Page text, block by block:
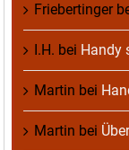
Friebertinger
I.H. bei Handy
Martin bei
Martin bei